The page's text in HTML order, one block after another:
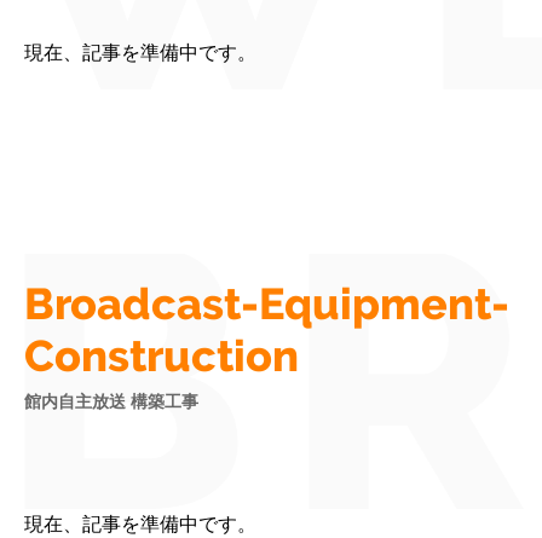
現在、記事を準備中です。
Broadcast-Equipment-
Construction
館内自主放送 構築工事
現在、記事を準備中です。